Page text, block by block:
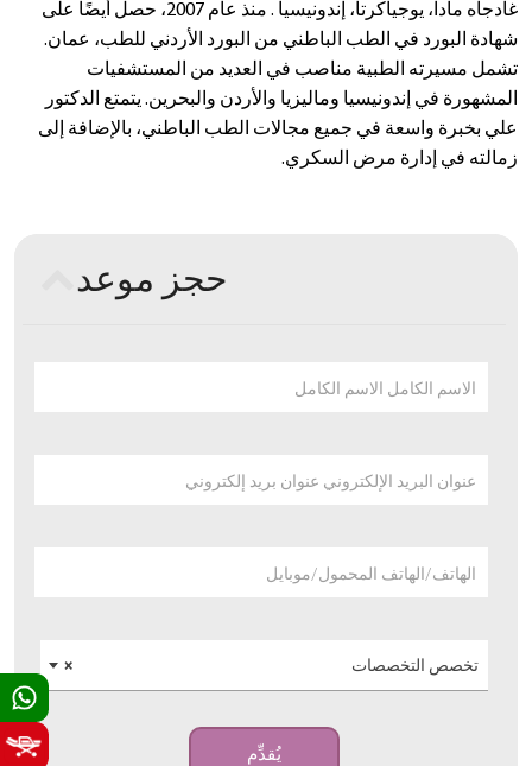
غادجاه مادا، يوجياكرتا، إندونيسيا . منذ عام 2007، حصل أيضًا على
شهادة البورد في الطب الباطني من البورد الأردني للطب، عمان.
تشمل مسيرته الطبية مناصب في العديد من المستشفيات
المشهورة في إندونيسيا وماليزيا والأردن والبحرين. يتمتع الدكتور
علي بخبرة واسعة في جميع مجالات الطب الباطني، بالإضافة إلى
زمالته في إدارة مرض السكري.
حجز موعد
الاسم الكامل الاسم الكامل
عنوان البريد الإلكتروني عنوان بريد إلكتروني
الهاتف/الهاتف المحمول/موبايل
× تخصص التخصصات
يُقدِّم